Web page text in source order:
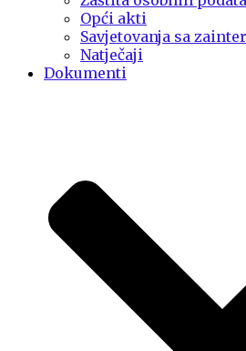
Opći akti
Savjetovanja sa
Natječaji
Dokumenti